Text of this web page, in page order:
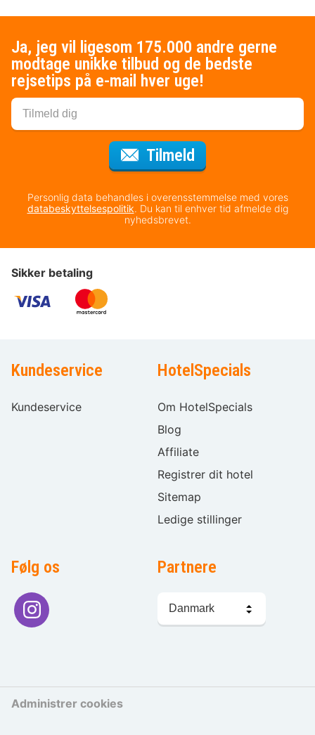
Ja, jeg vil ligesom 175.000 andre gerne
modtage unikke tilbud og de bedste
rejsetips på e-mail hver uge!
Tilmeld
Personlig data behandles i overensstemmelse med vores
databeskyttelsespolitik. Du kan til enhver tid afmelde dig
nyhedsbrevet.
Sikker betaling
Kundeservice
Kundeservice
HotelSpecials
Om HotelSpecials
Blog
Affiliate
Registrer dit hotel
Sitemap
Ledige stillinger
Følg os Partnere
Administrer cookies